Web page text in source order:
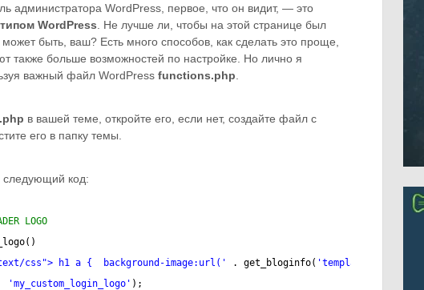
администратора WordPress, первое, что он видит, — это
WordPress . Не лучше ли, чтобы на этой странице был
быть, ваш? Есть много способов, как сделать это проще,
также больше возможностей по настройке. Но лично я
важный файл WordPress functions.php
в вашей теме, откройте его, если нет, создайте файл с
его в папку темы.
следующий код:
LOGO
css"> h1 a {  background-image:url(' . get_bloginfo( 'template_directory'
'my_custom_login_logo' );